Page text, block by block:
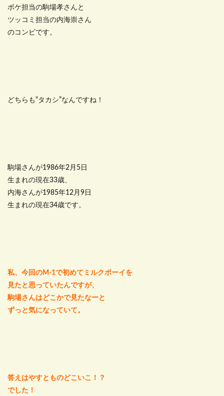
ボケ担当の駒場孝さんと
ツッコミ担当の内海崇さん
のコンビです。
どちらも“タカシ”なんですね！
駒場さんが1986年2月5日
生まれの現在33歳、
内海さんが1985年12月9日
生まれの現在34歳です。
私、今回のM-1で初めてミルクボーイを
見たと思っていたんですが、
駒場さんはどこかで見たなーと
ずっと気になっていて。
答えはやすとものどこいこ！？
でした！